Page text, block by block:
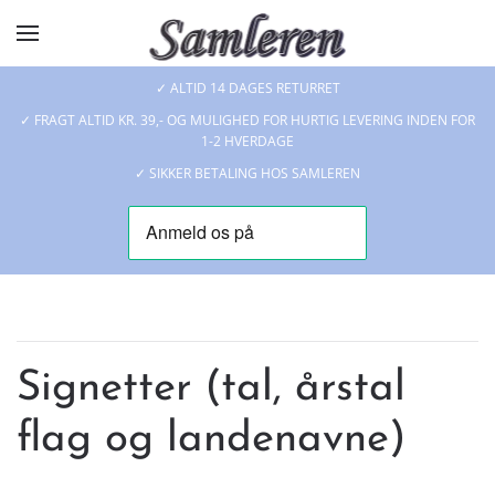
Skip to main content
✓ ALTID 14 DAGES RETURRET
✓ FRAGT ALTID KR. 39,- OG MULIGHED FOR HURTIG LEVERING INDEN FOR
1-2 HVERDAGE
✓ SIKKER BETALING HOS SAMLEREN
Signetter (tal, årstal
flag og landenavne)